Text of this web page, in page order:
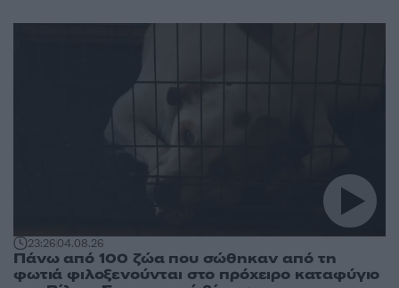
23:2604.08.26
Πάνω από 100 ζώα που σώθηκαν από τη
φωτιά φιλοξενούνται στο πρόχειρο καταφύγιο